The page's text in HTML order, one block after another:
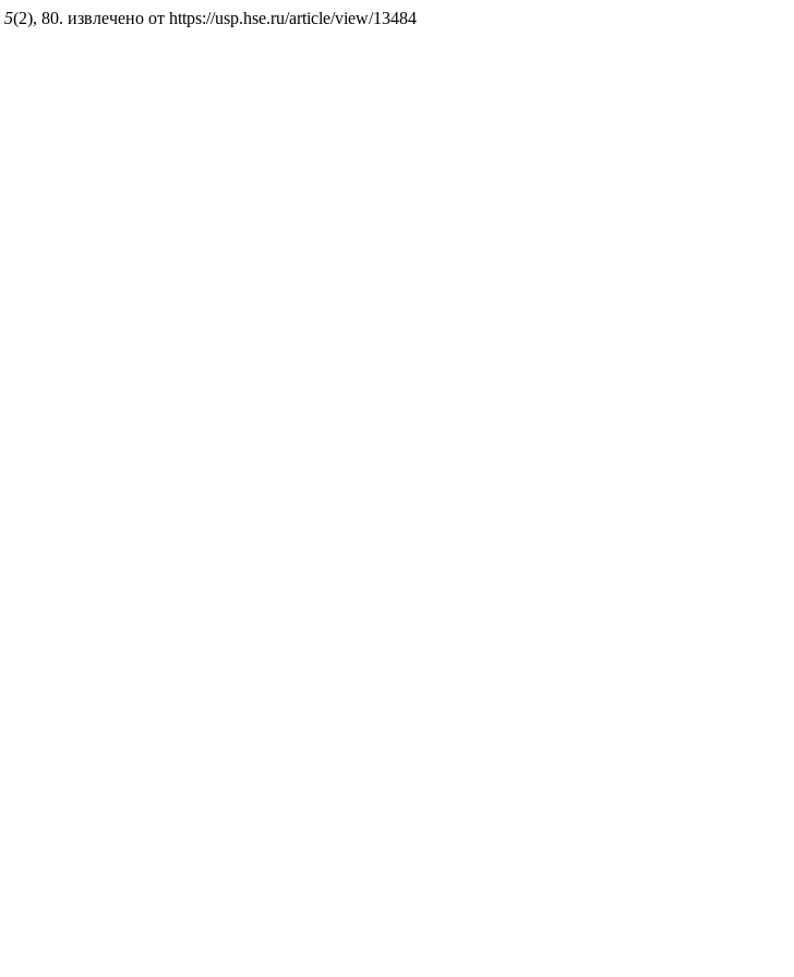
5(2), 80. извлечено от https://usp.hse.ru/article/view/13484